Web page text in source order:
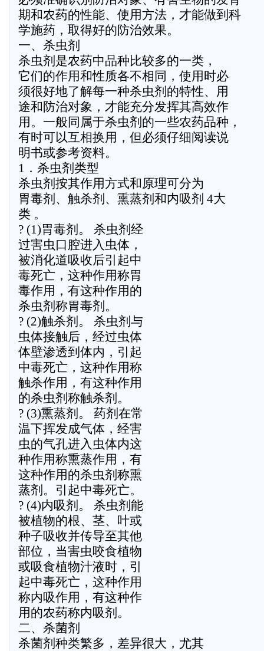
期和农药的性能、使用方法，才能做到科
学施药，取得好的防治效果。
一、杀虫剂
杀虫剂是农药中品种比较多的一类，
它们的作用和性质各不相同，使用时必
须很好地了解每一种杀虫剂的特性、用
途和防治对象，才能充分发挥其高效作
用。一般同属于杀虫剂的一些农药品种，
有时可以互相换用，但必须仔细阅读说
明书或参考资料。
1．杀虫剂类型
杀虫剂按其作用方式和原理可分为
胃毒剂、触杀剂、熏蒸剂和内吸剂 4大
类 。
? (1)胃毒剂。 杀虫剂经
过害虫口腔进入虫体，
被消化道吸收后引起中
毒死亡，这种作用称胃
毒作用，有这种作用的
杀虫剂称胃毒剂。
? (2)触杀剂。 杀虫剂与
虫体接触后，经过虫体
体壁渗透到体内，引起
中毒死亡，这种作用称
触杀作用，有这种作用
的杀虫剂称触杀剂。
? (3)熏蒸剂。 药剂在常
温下挥发成气体，经害
虫的气孔进入虫体内这
种作用称熏蒸作用，有
这种作用的杀虫剂称熏
蒸剂。引起中毒死亡。
? (4)内吸剂。 杀虫剂能
被植物的根、茎、叶或
种子吸收并传导至其他
部位，当害虫咬食植物
或吸食植物汁液时，引
起中毒死亡，这种作用
称内吸作用，有这种作
用的农药称内吸剂。
二、杀菌剂
杀菌剂种类繁多，差异很大，尤其